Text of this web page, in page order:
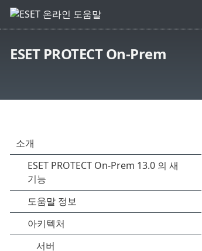
ESET PROTECT On-Prem